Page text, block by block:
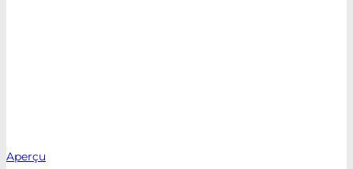
Aperçu